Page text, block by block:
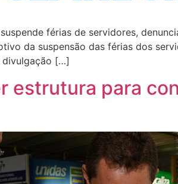
férias de servidores,
da suspensão das férias dos
divulgação […]
estrutura para